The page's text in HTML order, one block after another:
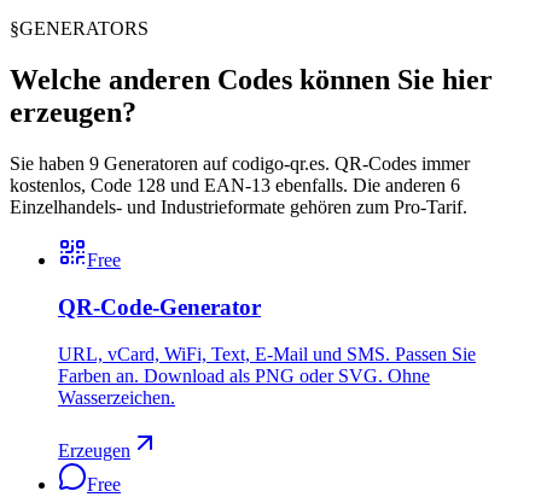
§GENERATORS
Welche anderen Codes können Sie hier
erzeugen?
Sie haben 9 Generatoren auf codigo-qr.es. QR-Codes immer
kostenlos, Code 128 und EAN-13 ebenfalls. Die anderen 6
Einzelhandels- und Industrieformate gehören zum Pro-Tarif.
Free
QR-Code-Generator
URL, vCard, WiFi, Text, E-Mail und SMS. Passen Sie
Farben an. Download als PNG oder SVG. Ohne
Wasserzeichen.
Erzeugen
Free